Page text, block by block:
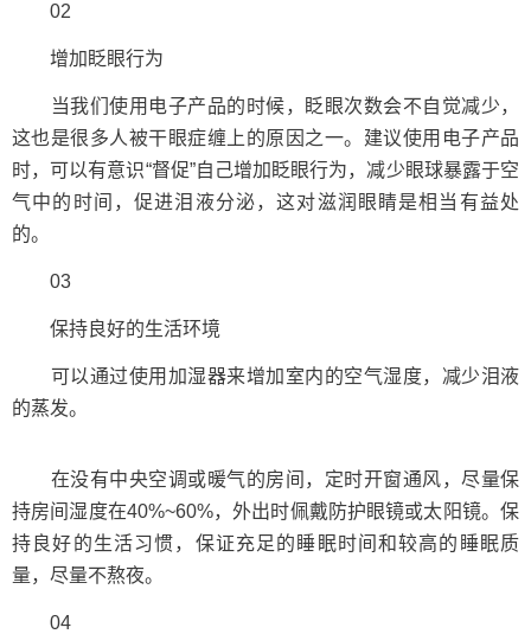
02
增加眨眼行为
当我们使用电子产品的时候，眨眼次数会不自觉减少，
这也是很多人被干眼症缠上的原因之一。建议使用电子产品
时，可以有意识“督促”自己增加眨眼行为，减少眼球暴露于空
气中的时间，促进泪液分泌，这对滋润眼睛是相当有益处
的。
03
保持良好的生活环境
可以通过使用加湿器来增加室内的空气湿度，减少泪液
的蒸发。
在没有中央空调或暖气的房间，定时开窗通风，尽量保
持房间湿度在40%~60%，外出时佩戴防护眼镜或太阳镜。保
持良好的生活习惯，保证充足的睡眠时间和较高的睡眠质
量，尽量不熬夜。
04